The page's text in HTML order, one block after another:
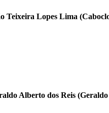
Teixeira Lopes Lima
Alberto dos Reis